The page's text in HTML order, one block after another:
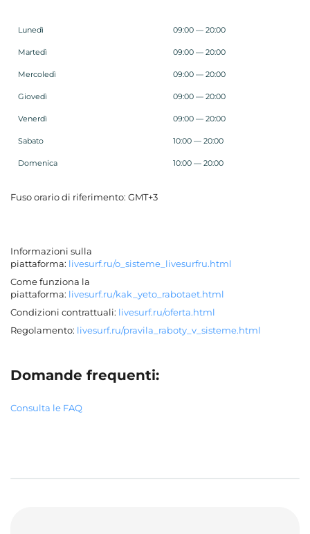
Lunedì 09:00 — 20:00
Martedì 09:00 — 20:00
Mercoledì 09:00 — 20:00
Giovedì 09:00 — 20:00
Venerdì 09:00 — 20:00
Sabato 10:00 — 20:00
Domenica 10:00 — 20:00
Fuso orario di riferimento: GMT+3
Informazioni sulla
piattaforma: livesurf.ru/o_sisteme_livesurfru.html
Come funziona la
piattaforma: livesurf.ru/kak_yeto_rabotaet.html
Condizioni contrattuali: livesurf.ru/oferta.html
Regolamento: livesurf.ru/pravila_raboty_v_sisteme.html
Domande frequenti:
Consulta le FAQ